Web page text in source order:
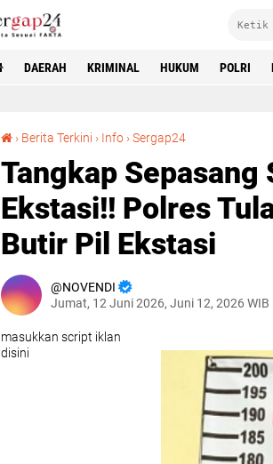
DAERAH KRIMINAL HUKUM POLRI
› Berita Terkini › Info ›Sergap24
Tangkap
Ekstasi!! Polres
Butir Pil Ekstasi
NOVENDI
Jumat, 12 Juni 2026, Juni 12, 2026 WIB
masukkan script iklan
disini